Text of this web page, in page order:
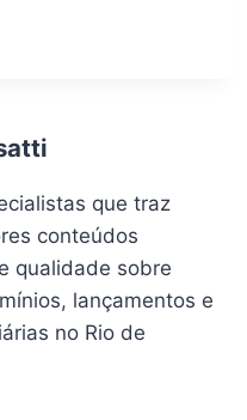
que traz
conteúdos
qualidade sobre
lançamentos e
no Rio de